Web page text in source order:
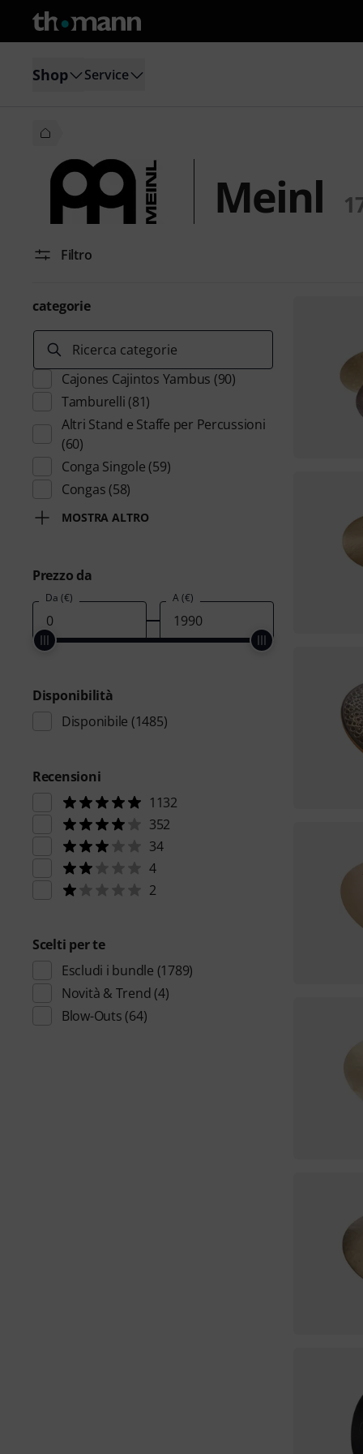
Shop Service
Meinl
Filtro
categorie
Ricerca categorie
Cajones Cajintos Yambus (90)
Tamburelli (81)
Altri Stand e Staffe per Percussioni
(60)
Conga Singole (59)
Congas (58)
MOSTRA ALTRO
Prezzo da
Da (€) A (€)
Disponibilità
Disponibile (1485)
Recensioni
1132
352
34
4
2
Scelti per te
Escludi i bundle (1789)
Novità & Trend (4)
Blow-Outs (64)